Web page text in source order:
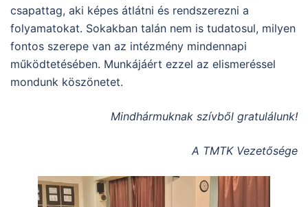
csapattag, aki képes átlátni és rendszerezni a
folyamatokat. Sokakban talán nem is tudatosul, milyen
fontos szerepe van az intézmény mindennapi
működtetésében. Munkájáért ezzel az elismeréssel
mondunk köszönetet.
Mindhármuknak szívből gratulálunk!
A TMTK Vezetősége